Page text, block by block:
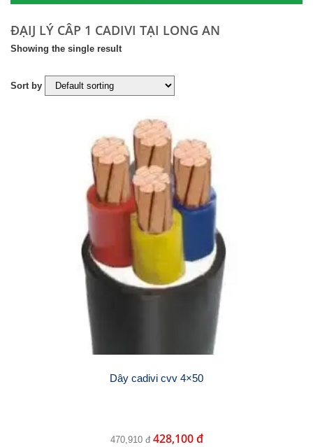
ĐẠIJ LÝ CÂP 1 CADIVI TẠI LONG AN
Showing the single result
Sort by
Dây cadivi cvv 4×50
470,910 đ 428,100 đ